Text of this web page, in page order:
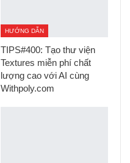
HƯỚNG DẪN
TIPS#400: Tạo thư viện
Textures miễn phí chất
lượng cao với AI cùng
Withpoly.com